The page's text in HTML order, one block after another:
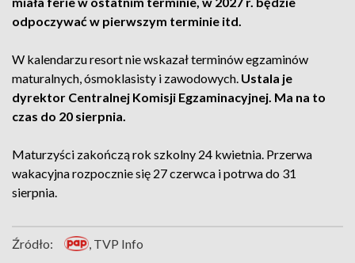
odpoczywać w pierwszym terminie itd.
W kalendarzu resort nie wskazał terminów egzaminów
maturalnych, ósmoklasisty i zawodowych. Ustala je
dyrektor Centralnej Komisji Egzaminacyjnej. Ma na to
czas do 20 sierpnia.
Maturzyści zakończą rok szkolny 24 kwietnia. Przerwa
wakacyjna rozpocznie się 27 czerwca i potrwa do 31
sierpnia.
Źródło: , TVP Info